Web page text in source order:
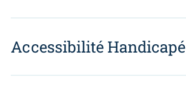
Accessibilité Handicapé